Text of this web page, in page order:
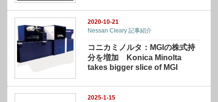
2020-10-21
Nessan Cleary 記事紹介
コニカミノルタ：MGIの株式持
分を増加 Konica Minolta
takes bigger slice of MGI
2025-1-15